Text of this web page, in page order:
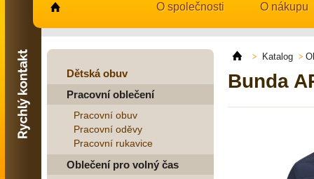
O společnosti O nákupu
Dětská obuv
Pracovní oblečení
Pracovní obuv
Pracovní oděvy
Pracovní rukavice
Oblečení pro volný čas
Katalog
Bunda
Kontaktujte nás
731 482 530
info@odevy-pilar.cz
Provozovna:
Hradec Králové
Provozovna:
Hradec Králové